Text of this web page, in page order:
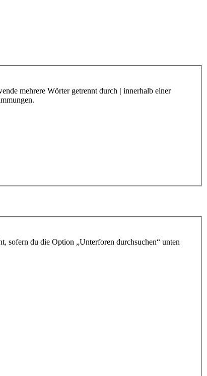
mehrere Wörter getrennt durch | innerhalb einer
sofern du die Option „Unterforen durchsuchen“ unten